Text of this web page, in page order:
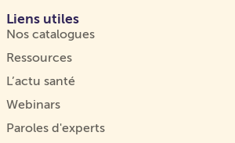
Liens utiles
Nos catalogues
Ressources
L’actu santé
Webinars
Paroles d'experts